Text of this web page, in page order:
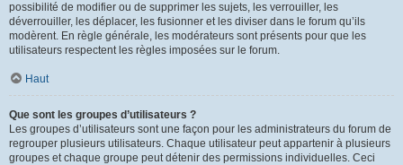
possibilité de modifier ou de supprimer les sujets, les verrouiller, les
déverrouiller, les déplacer, les fusionner et les diviser dans le forum qu’ils
modèrent. En règle générale, les modérateurs sont présents pour que les
utilisateurs respectent les règles imposées sur le forum.
Haut
Que sont les groupes d’utilisateurs ?
Les groupes d’utilisateurs sont une façon pour les administrateurs du forum de
regrouper plusieurs utilisateurs. Chaque utilisateur peut appartenir à plusieurs
groupes et chaque groupe peut détenir des permissions individuelles. Ceci